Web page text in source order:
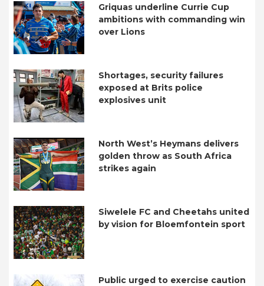
Griquas underline Currie Cup
ambitions with commanding win
over Lions
Shortages, security failures
exposed at Brits police
explosives unit
North West’s Heymans delivers
golden throw as South Africa
strikes again
Siwelele FC and Cheetahs united
by vision for Bloemfontein sport
Public urged to exercise caution